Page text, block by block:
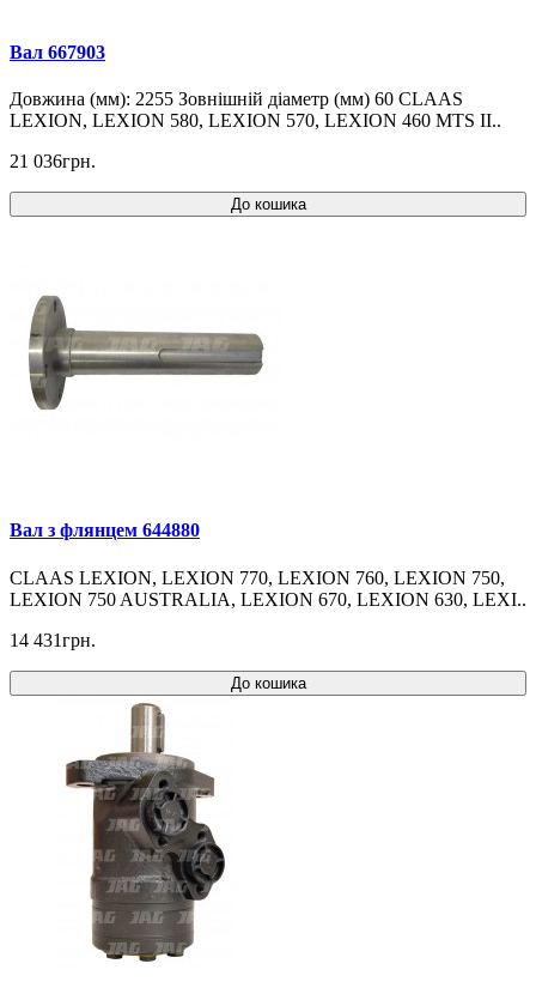
Вал 667903
Довжина (мм): 2255 Зовнішній діаметр (мм) 60 CLAAS
LEXION, LEXION 580, LEXION 570, LEXION 460 MTS II..
21 036грн.
До кошика
Вал з флянцем 644880
CLAAS LEXION, LEXION 770, LEXION 760, LEXION 750,
LEXION 750 AUSTRALIA, LEXION 670, LEXION 630, LEXI..
14 431грн.
До кошика